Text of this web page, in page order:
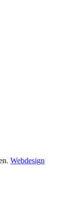
Webdesign